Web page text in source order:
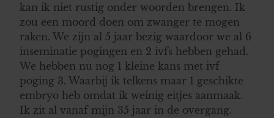
kan ik niet rustig onder woorden brengen. Ik
zou een moord doen om zwanger te mogen
raken. We zijn al 5 jaar bezig waardoor we al 6
inseminatie pogingen en 2 ivfs hebben gehad.
We hebben nu nog 1 kleine kans met ivf
poging 3. Waarbij ik telkens maar 1 geschikte
embryo heb omdat ik weinig eitjes aanmaak.
Ik zit al vanaf mijn 35 jaar in de overgang.